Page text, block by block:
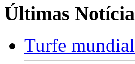
Últimas
Turfe